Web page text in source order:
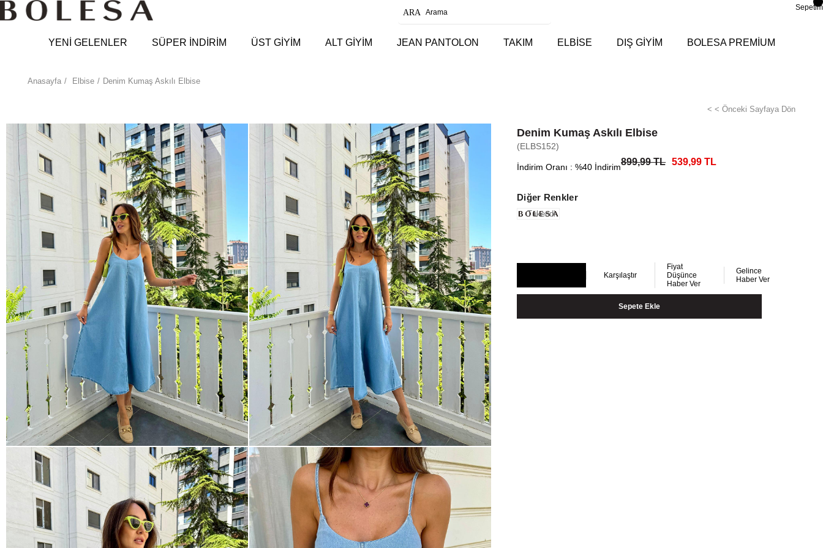
Sepetim
YENİ GELENLER SÜPER İNDİRİM ÜST GİYİM ALT GİYİM JEAN PANTOLON TAKIM ELBİSE DIŞ GİYİM BOLESA PREMİUM
Anasayfa Elbise Denim Kumaş Askılı Elbise
< < Önceki Sayfaya Dön
Denim Kumaş Askılı Elbise
(ELBS152)
İndirim Oranı : %40 İndirim899,99 TL 539,99 TL
Diğer Renkler
Tükendi
Karşılaştır
Fiyat
Düşünce
Haber Ver
Gelince
Haber Ver